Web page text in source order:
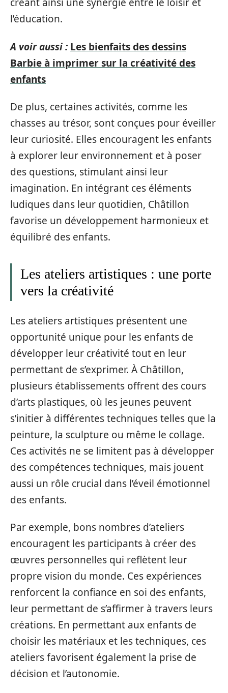
l’éducation.
A voir aussi : Les bienfaits des dessins
Barbie à imprimer sur la créativité des
enfants
De plus, certaines activités, comme les
chasses au trésor, sont conçues pour éveiller
leur curiosité. Elles encouragent les enfants
à explorer leur environnement et à poser
des questions, stimulant ainsi leur
imagination. En intégrant ces éléments
ludiques dans leur quotidien, Châtillon
favorise un développement harmonieux et
équilibré des enfants.
Les ateliers artistiques : une porte
vers la créativité
Les ateliers artistiques présentent une
opportunité unique pour les enfants de
développer leur créativité tout en leur
permettant de s’exprimer. À Châtillon,
plusieurs établissements offrent des cours
d’arts plastiques, où les jeunes peuvent
s’initier à différentes techniques telles que la
peinture, la sculpture ou même le collage.
Ces activités ne se limitent pas à développer
des compétences techniques, mais jouent
aussi un rôle crucial dans l’éveil émotionnel
des enfants.
Par exemple, bons nombres d’ateliers
encouragent les participants à créer des
œuvres personnelles qui reflètent leur
propre vision du monde. Ces expériences
renforcent la confiance en soi des enfants,
leur permettant de s’affirmer à travers leurs
créations. En permettant aux enfants de
choisir les matériaux et les techniques, ces
ateliers favorisent également la prise de
décision et l’autonomie.